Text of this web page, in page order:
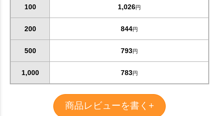
お買い物を続ける カートへ進む
100 1,026円
200 844円
500 793円
1,000 783円
商品レビューを書く+